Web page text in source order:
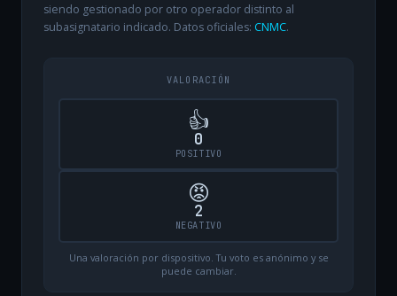
siendo gestionado por otro operador distinto al
subasignatario indicado. Datos oficiales: CNMC.
VALORACIÓN
👍
0
POSITIVO
😡
2
NEGATIVO
Una valoración por dispositivo. Tu voto es anónimo y se
puede cambiar.